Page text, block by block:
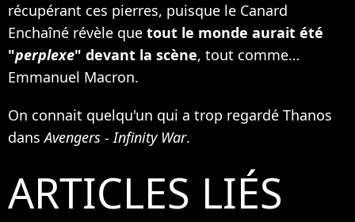
récupérant ces pierres, puisque le Canard
Enchaîné révèle que tout le monde aurait été
"perplexe" devant la scène, tout comme…
Emmanuel Macron.
On connait quelqu'un qui a trop regardé Thanos
dansAvengers - Infinity War.
ARTICLES LIÉS